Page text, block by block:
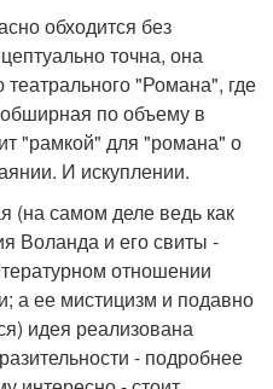
обходится без
точна, она
"Романа", где
по объему в
"рамкой" для "романа" о
И искуплении.
(на самом деле ведь как
Воланда и его свиты -
отношении
а ее мистицизм и подавно
идея реализована
- подробнее